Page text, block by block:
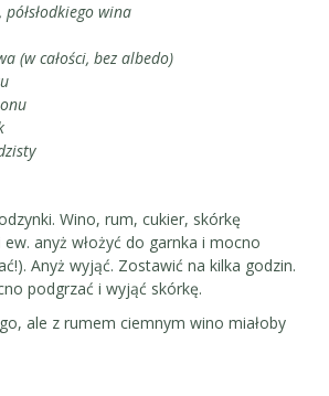
wina
(w całości, bez albedo)
Wino, rum, cukier, skórkę
anyż włożyć do garnka i mocno
Anyż wyjąć. Zostawić na kilka godzin.
podgrzać i wyjąć skórkę.
ale z rumem ciemnym wino miałoby